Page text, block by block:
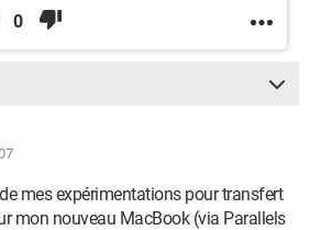
0
mes expérimentations pour transfert
mon nouveau MacBook (via Parallels